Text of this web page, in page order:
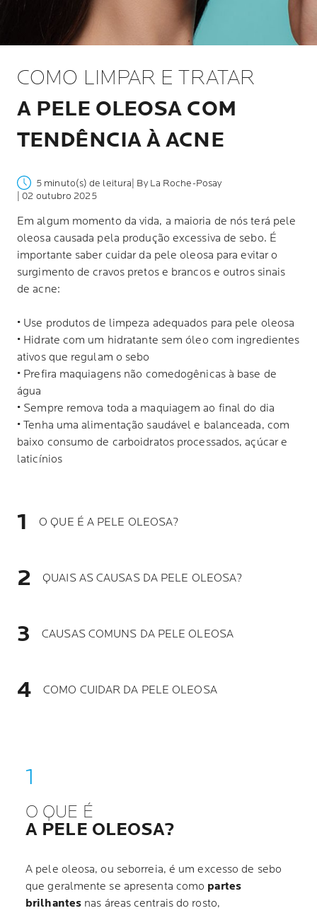
COMO LIMPAR E TRATAR
A PELE OLEOSA COM
TENDÊNCIA À ACNE
5 minuto(s) de leitura | By La Roche-Posay
| 02 outubro 2025
Em algum momento da vida, a maioria de nós terá pele
oleosa causada pela produção excessiva de sebo. É
importante saber cuidar da pele oleosa para evitar o
surgimento de cravos pretos e brancos e outros sinais
de acne:
• Use produtos de limpeza adequados para pele oleosa
• Hidrate com um hidratante sem óleo com ingredientes
ativos que regulam o sebo
• Prefira maquiagens não comedogênicas à base de
água
• Sempre remova toda a maquiagem ao final do dia
• Tenha uma alimentação saudável e balanceada, com
baixo consumo de carboidratos processados, açúcar e
laticínios
O QUE É A PELE OLEOSA?
QUAIS AS CAUSAS DA PELE OLEOSA?
CAUSAS COMUNS DA PELE OLEOSA
COMO CUIDAR DA PELE OLEOSA
O QUE É
A PELE OLEOSA?
A pele oleosa, ou seborreia, é um excesso de sebo
que geralmente se apresenta como partes
brilhantes nas áreas centrais do rosto,